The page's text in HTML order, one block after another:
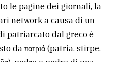
le pagine dei giornali, la
network a causa di un
patriarcato dal greco è
da πατριά (patria, stirpe,